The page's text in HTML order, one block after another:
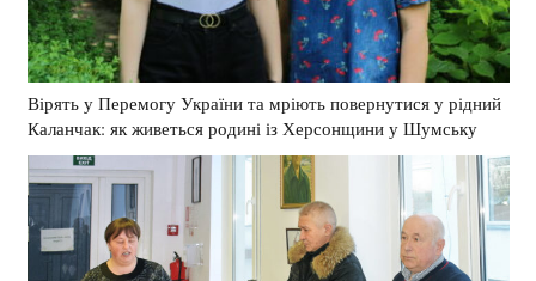
Вірять у Перемогу України та мріють повернутися у рідний
Каланчак: як живеться родині із Херсонщини у Шумську